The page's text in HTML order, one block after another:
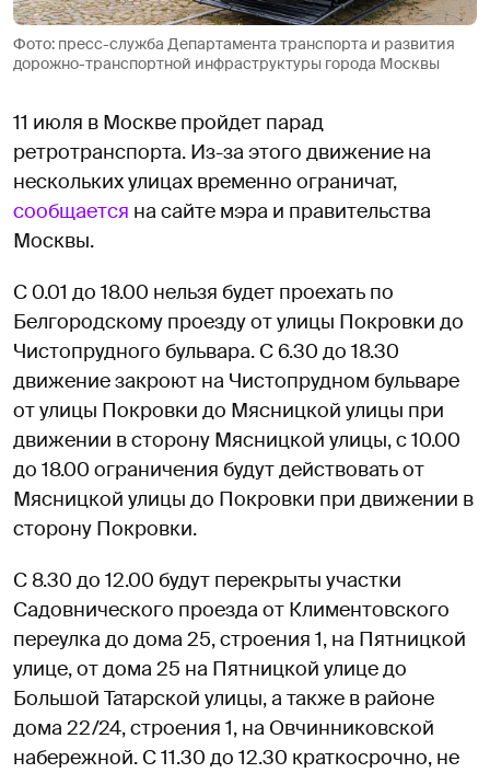
Фото: пресс-служба Департамента транспорта и развития
дорожно-транспортной инфраструктуры города Москвы
11 июля в Москве пройдет парад
ретротранспорта. Из-за этого движение на
нескольких улицах временно ограничат,
сообщается на сайте мэра и правительства
Москвы.
С 0.01 до 18.00 нельзя будет проехать по
Белгородскому проезду от улицы Покровки до
Чистопрудного бульвара. С 6.30 до 18.30
движение закроют на Чистопрудном бульваре
от улицы Покровки до Мясницкой улицы при
движении в сторону Мясницкой улицы, с 10.00
до 18.00 ограничения будут действовать от
Мясницкой улицы до Покровки при движении в
сторону Покровки.
C 8.30 до 12.00 будут перекрыты участки
Садовнического проезда от Климентовского
переулка до дома 25, строения 1, на Пятницкой
улице, от дома 25 на Пятницкой улице до
Большой Татарской улицы, а также в районе
дома 22/24, строения 1, на Овчинниковской
набережной. С 11.30 до 12.30 краткосрочно, не